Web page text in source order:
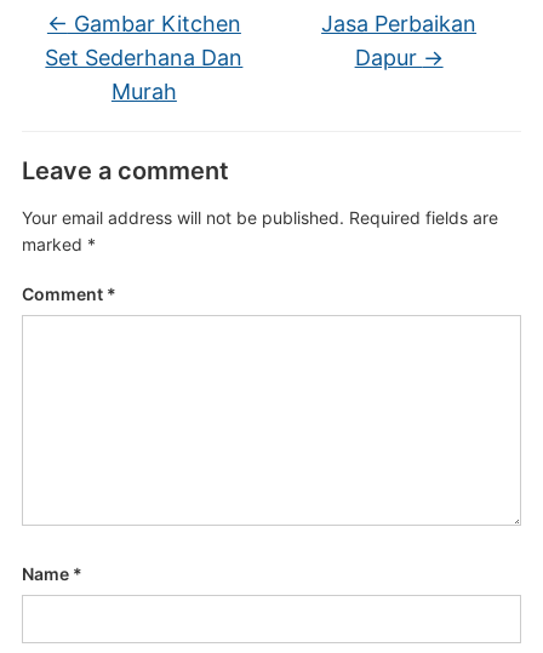
← Gambar Kitchen
Set Sederhana Dan
Murah
Jasa Perbaikan
Dapur →
Leave a comment
Your email address will not be published. Required fields are
marked *
Comment *
Name *